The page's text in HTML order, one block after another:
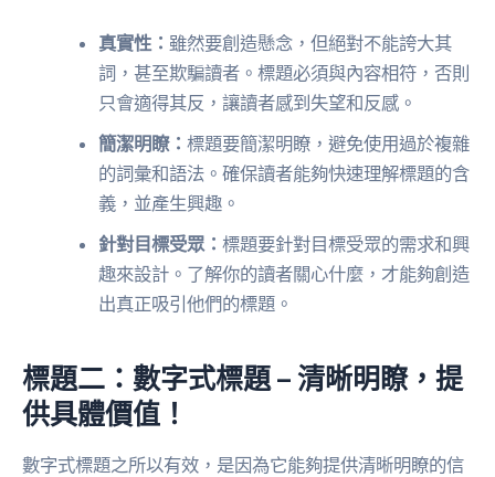
真實性： 雖然要創造懸念，但絕對不能誇大其
詞，甚至欺騙讀者。標題必須與內容相符，否則
只會適得其反，讓讀者感到失望和反感。
簡潔明瞭：標題要簡潔明瞭，避免使用過於複雜
的詞彙和語法。確保讀者能夠快速理解標題的含
義，並產生興趣。
針對目標受眾：標題要針對目標受眾的需求和興
趣來設計。了解你的讀者關心什麼，才能夠創造
出真正吸引他們的標題。
標題二：數字式標題 – 清晰明瞭，提
供具體價值！
數字式標題之所以有效，是因為它能夠提供清晰明瞭的信